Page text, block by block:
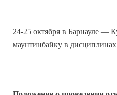
24-25 октября в Барнауле —
маунтинбайку в